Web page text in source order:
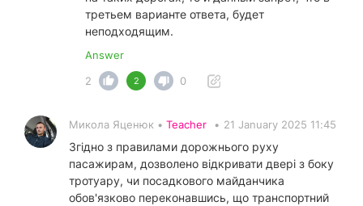
третьем варианте ответа, будет
неподходящим.
Answer
2
2 0
Микола Яценюк • Teacher • 21 January 2025 11:45
Згідно з правилами дорожнього руху
пасажирам, дозволено відкривати двері з боку
тротуару, чи посадкового майданчика
обов'язково переконавшись, що транспортний